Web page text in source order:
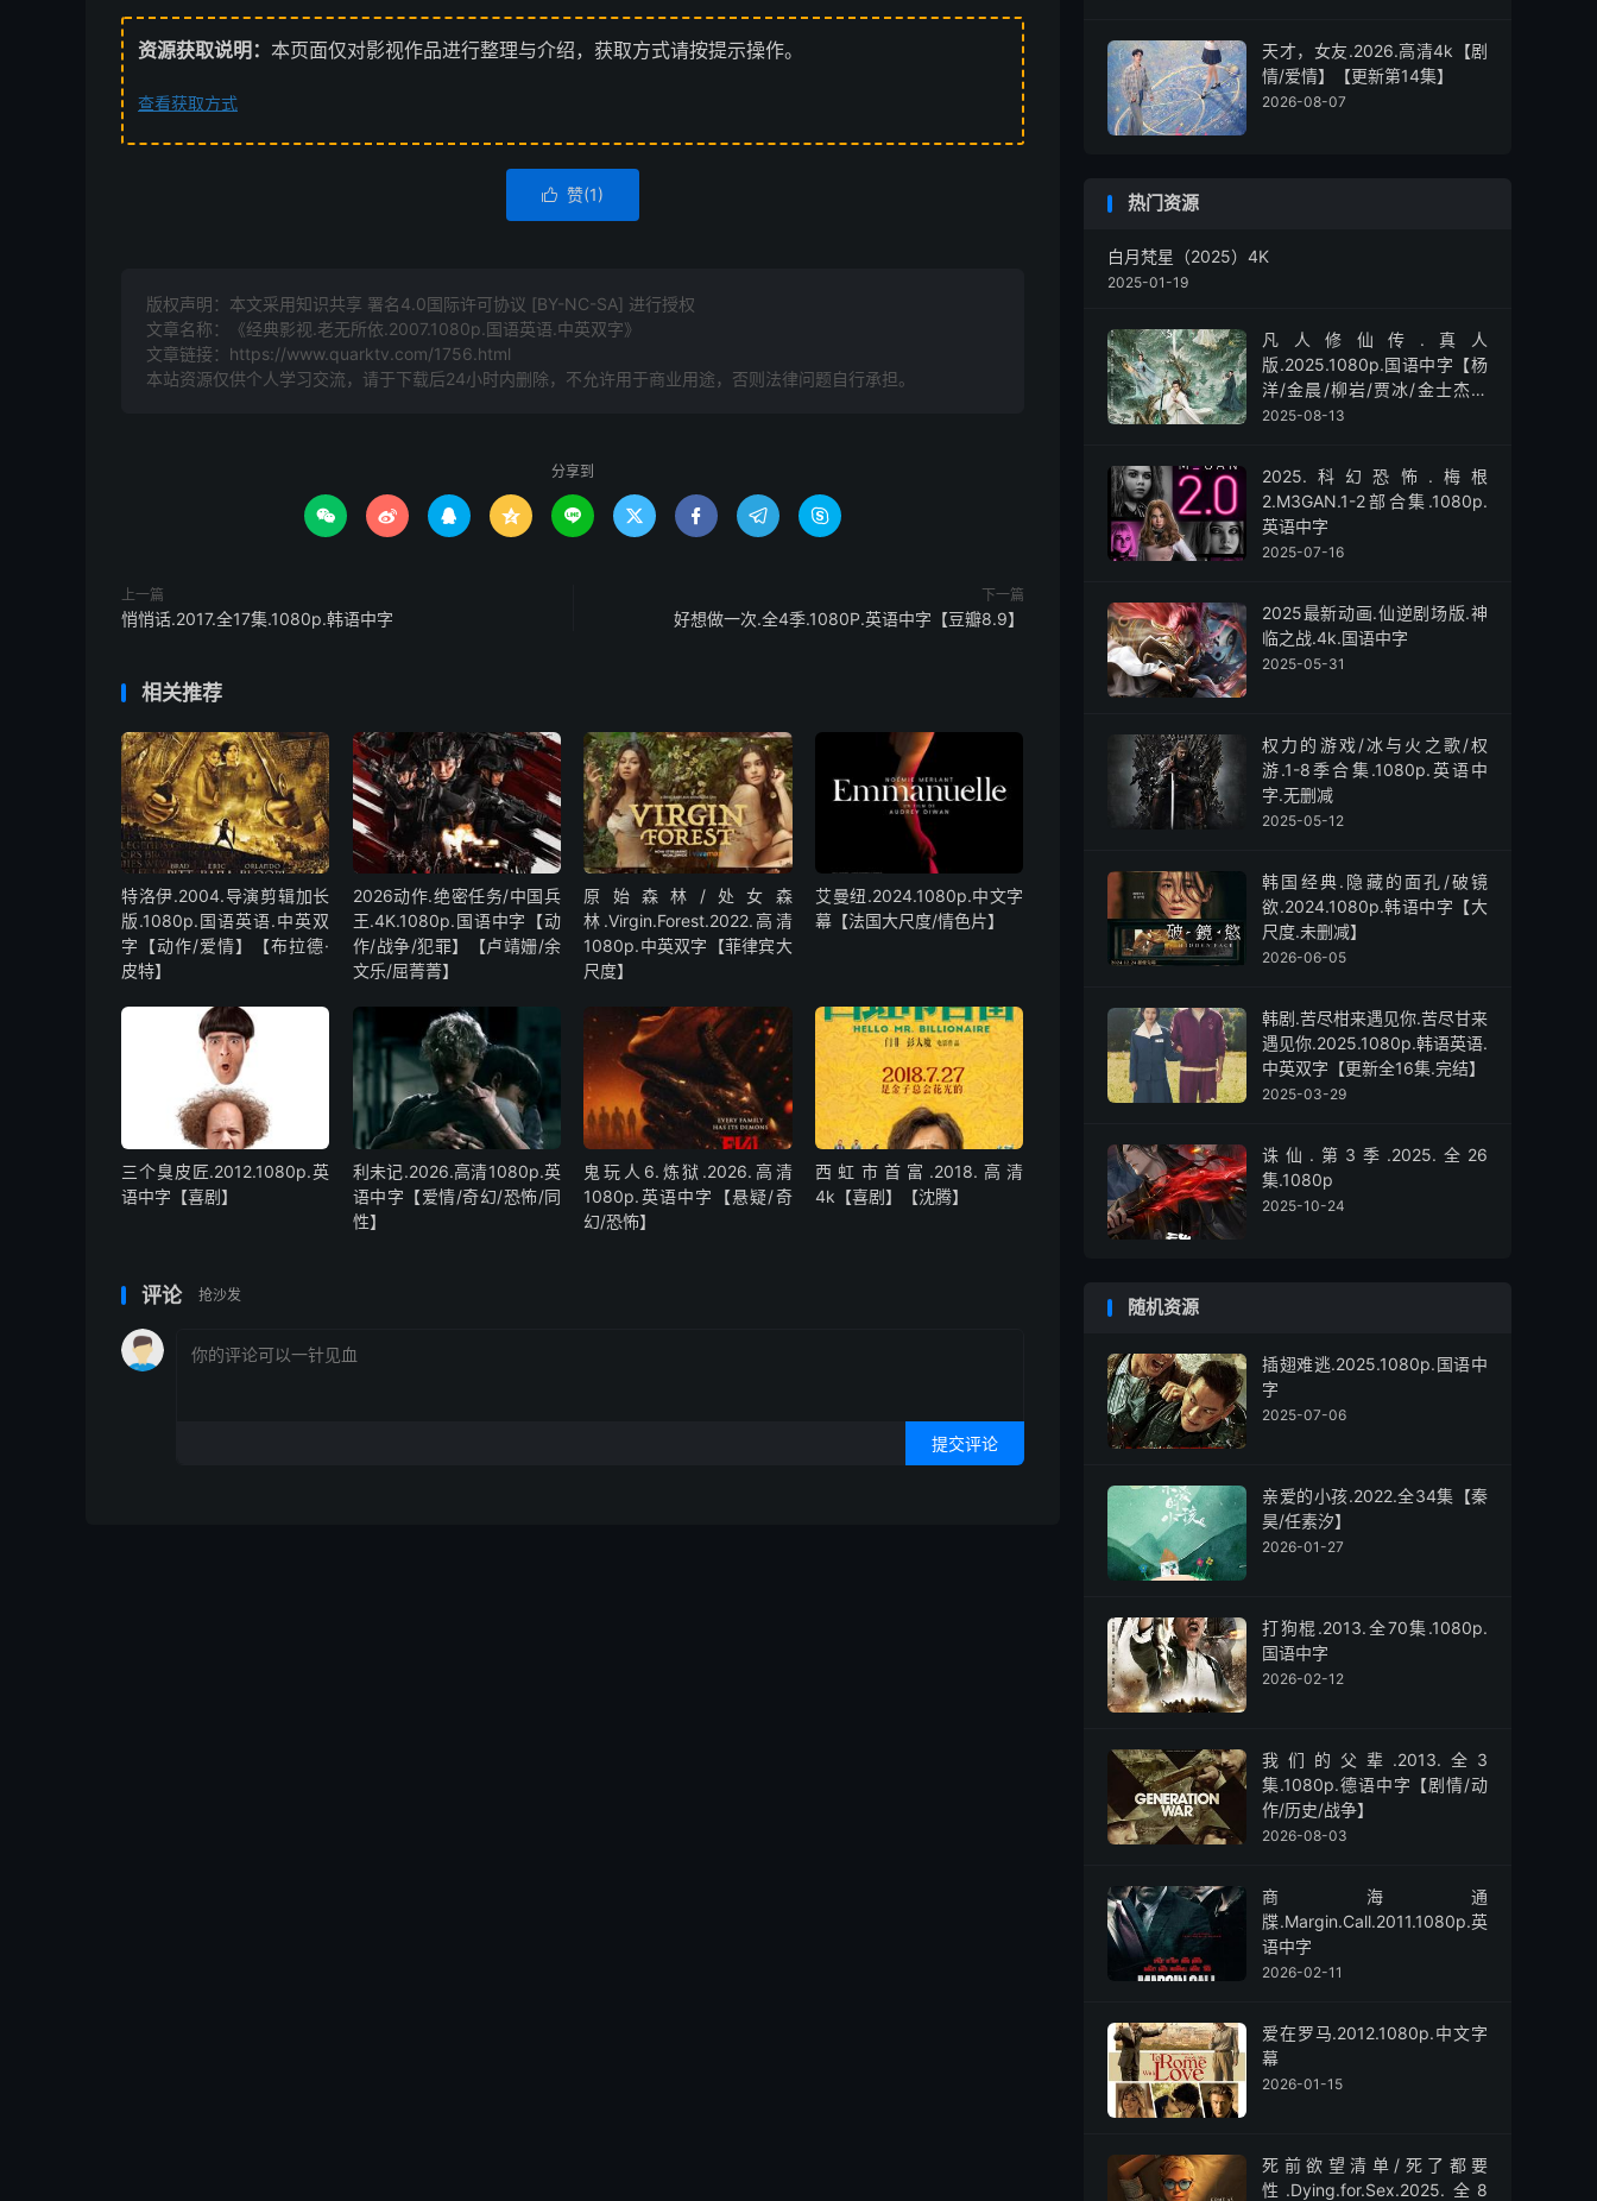
资源获取说明： 本页面仅对影视作品进行整理与介绍，获取方式请按提示操作。
查看获取方式
 赞(1)
版权声明：本文采用知识共享 署名4.0国际许可协议 [BY-NC-SA] 进行授权
文章名称：《经典影视.老无所依.2007.1080p.国语英语.中英双字》
文章链接： https://www.quarktv.com/1756.html
本站资源仅供个人学习交流，请于下载后24小时内删除，不允许用于商业用途，否则法律问题自行承担。
分享到
        
上一篇
悄悄话.2017.全17集.1080p.韩语中字
下一篇
好想做一次.全4季.1080P.英语中字【豆瓣8.9】
相关推荐
特洛伊.2004.导演剪辑加长
版.1080p.国语英语.中英双
字【动作/爱情】【布拉德·
皮特】
2026动作.绝密任务/中国兵
王.4K.1080p.国语中字【动
作/战争/犯罪】【卢靖姗/余
文乐/屈菁菁】
原始森林/处女森
林.Virgin.Forest.2022.高清
1080p.中英双字【菲律宾大
尺度】
艾曼纽.2024.1080p.中文字
幕【法国大尺度/情色片】
三个臭皮匠.2012.1080p.英
语中字【喜剧】
利未记.2026.高清1080p.英
语中字【爱情/奇幻/恐怖/同
性】
鬼玩人6.炼狱.2026.高清
1080p.英语中字【悬疑/奇
幻/恐怖】
西虹市首富.2018.高清
4k【喜剧】【沈腾】
评论 抢沙发
提交评论
天才，女友.2026.高清4k【剧
情/爱情】【更新第14集】
2026-08-07
热门资源
白月梵星（2025）4K
2025-01-19
凡人修仙传.真人
版.2025.1080p.国语中字【杨
洋/金晨/柳岩/贾冰/金士杰】
【全30集】
2025-08-13
2025.科幻恐怖.梅根
2.M3GAN.1-2部合集.1080p.
英语中字
2025-07-16
2025最新动画.仙逆剧场版.神
临之战.4k.国语中字
2025-05-31
权力的游戏/冰与火之歌/权
游.1-8季合集.1080p.英语中
字.无删减
2025-05-12
韩国经典.隐藏的面孔/破镜
欲.2024.1080p.韩语中字【大
尺度.未删减】
2026-06-05
韩剧.苦尽柑来遇见你.苦尽甘来
遇见你.2025.1080p.韩语英语.
中英双字【更新全16集.完结】
2025-03-29
诛仙.第3季.2025.全26
集.1080p
2025-10-24
随机资源
插翅难逃.2025.1080p.国语中
字
2025-07-06
亲爱的小孩.2022.全34集【秦
昊/任素汐】
2026-01-27
打狗棍.2013.全70集.1080p.
国语中字
2026-02-12
我们的父辈.2013.全3
集.1080p.德语中字【剧情/动
作/历史/战争】
2026-08-03
商海通
牒.Margin.Call.2011.1080p.英
语中字
2026-02-11
爱在罗马.2012.1080p.中文字
幕
2026-01-15
死前欲望清单/死了都要
性.Dying.for.Sex.2025.全8